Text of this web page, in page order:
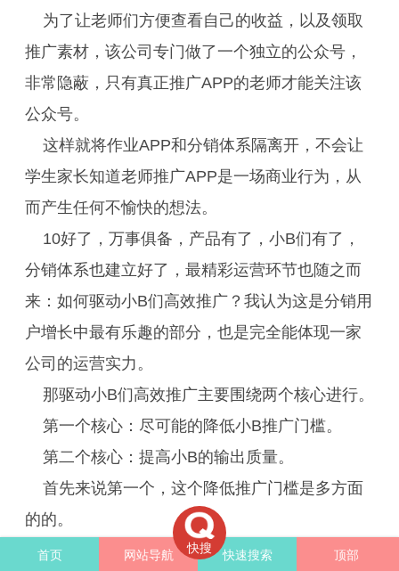
为了让老师们方便查看自己的收益，以及领取
推广素材，该公司专门做了一个独立的公众号，
非常隐蔽，只有真正推广APP的老师才能关注该
公众号。
这样就将作业APP和分销体系隔离开，不会让
学生家长知道老师推广APP是一场商业行为，从
而产生任何不愉快的想法。
10好了，万事俱备，产品有了，小B们有了，
分销体系也建立好了，最精彩运营环节也随之而
来：如何驱动小B们高效推广？我认为这是分销用
户增长中最有乐趣的部分，也是完全能体现一家
公司的运营实力。
那驱动小B们高效推广主要围绕两个核心进行。
第一个核心：尽可能的降低小B推广门槛。
第二个核心：提高小B的输出质量。
首先来说第一个，这个降低推广门槛是多方面
的的。
比如像我之前提到的，将小B的推广，用户的落
快搜
首页 网站导航 快速搜索 顶部